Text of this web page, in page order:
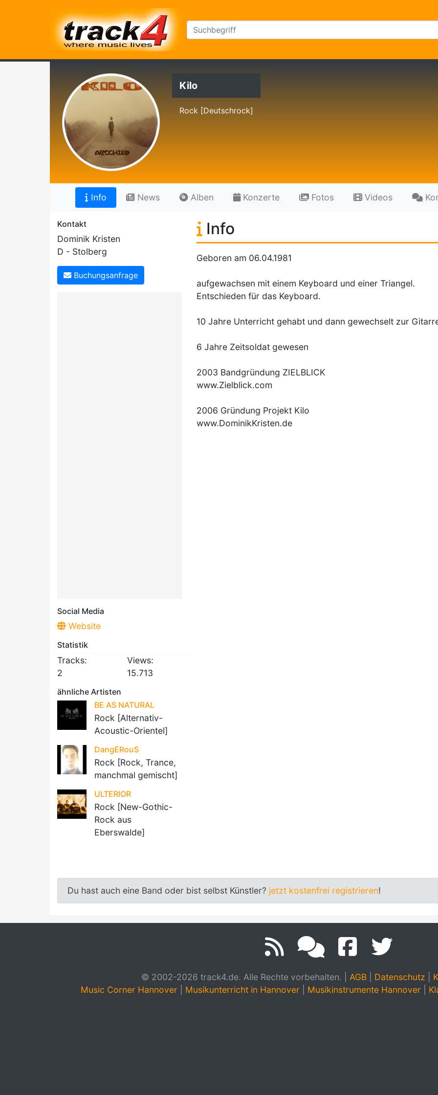
Kilo
Rock [Deutschrock]
Info News Alben Konzerte Fotos Videos
Kontakt
Dominik Kristen
D - Stolberg
Buchungsanfrage
Social Media
Website
Statistik
Tracks:
2
Views:
15.713
ähnliche Artisten
BE AS NATURAL
Rock [Alternativ-
Acoustic-Orientel]
DangERouS
Rock [Rock, Trance,
manchmal gemischt]
ULTERIOR
Rock [New-Gothic-
Rock aus
Eberswalde]
Info
Geboren am 06.04.1981
aufgewachsen mit einem Keyboard und einer Triangel.
Entschieden für das Keyboard.
10 Jahre Unterricht gehabt und dann gewechselt zur
6 Jahre Zeitsoldat gewesen
2003 Bandgründung ZIELBLICK
www.Zielblick.com
2006 Gründung Projekt Kilo
www.DominikKristen.de
Du hast auch eine Band oder bist selbst Künstler? jetzt kostenfrei registrieren!
© 2002-2026 track4.de. Alle Rechte vorbehalten. AGB| Datenschutz
Music Corner Hannover
Musikunterricht in Hannover Musikinstrumente Hannover